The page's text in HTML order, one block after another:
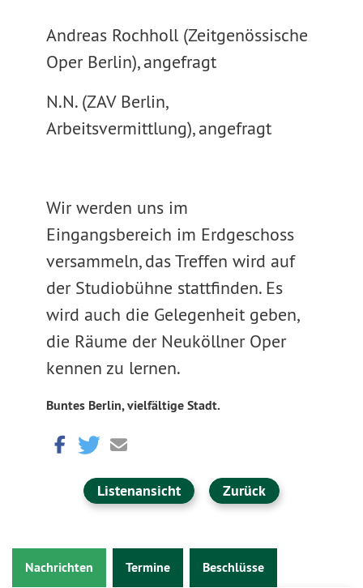
Andreas Rochholl (Zeitgenössische
Oper Berlin), angefragt
N.N. (ZAV Berlin,
Arbeitsvermittlung), angefragt
Wir werden uns im
Eingangsbereich im Erdgeschoss
versammeln, das Treffen wird auf
der Studiobühne stattfinden. Es
wird auch die Gelegenheit geben,
die Räume der Neuköllner Oper
kennen zu lernen.
Buntes Berlin, vielfältige Stadt.
Listenansicht Zurück
Nachrichten Termine Beschlüsse